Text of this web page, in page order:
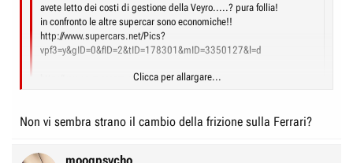
u
s
o
i
o
avete letto dei costi di gestione della Veyro.....? pura follia!
in confronto le altre supercar sono economiche!!
http://www.supercars.net/Pics?
vpf3=y&gID=0&fID=2&tID=178301&mID=3350127&l=d
http://www.supercars.net/Pics?
"investimento"; la veyron è solo uno spargimento di sangue..
Clicca per allargare...
Non vi sembra strano il cambio della frizione sulla Ferrari?